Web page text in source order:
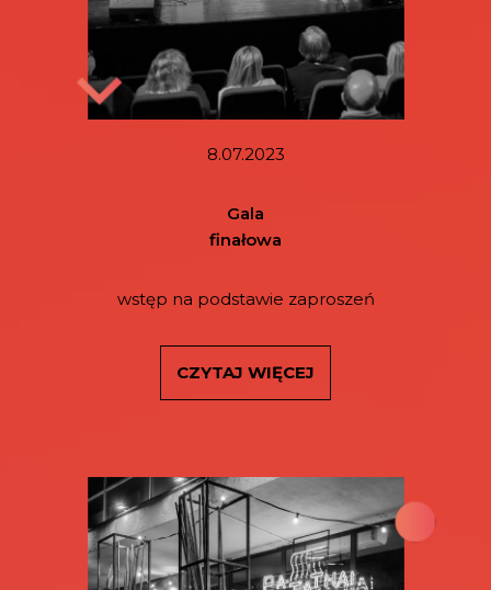
8.07.2023
Gala
finałowa
wstęp na podstawie zaproszeń
CZYTAJ WIĘCEJ